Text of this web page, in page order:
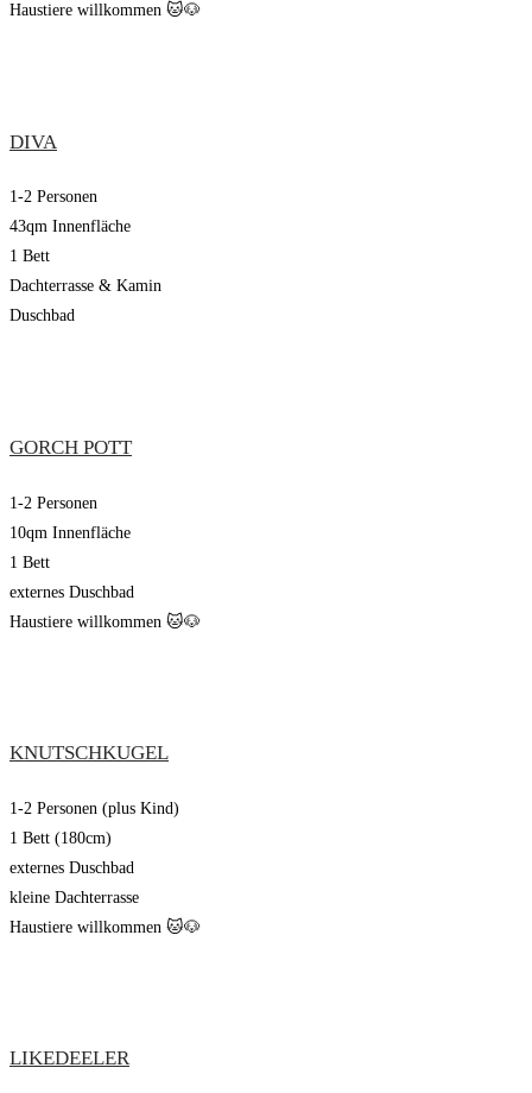
Haustiere willkommen 🐱🐶
DIVA
1-2 Personen
43qm Innenfläche
1 Bett
Dachterrasse & Kamin
Duschbad
GORCH POTT
1-2 Personen
10qm Innenfläche
1 Bett
externes Duschbad
Haustiere willkommen 🐱🐶
KNUTSCHKUGEL
1-2 Personen (plus Kind)
1 Bett (180cm)
externes Duschbad
kleine Dachterrasse
Haustiere willkommen 🐱🐶
LIKEDEELER